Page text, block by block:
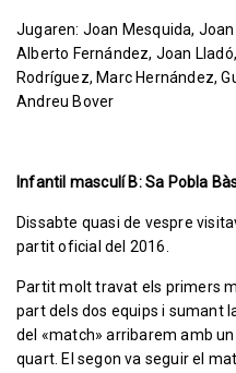
Jugaren: Joan Mesquida,
Alberto Fernández, Joan
Rodríguez, Marc Hernández,
Andreu Bover
Infantil masculí B: Sa Pobla
Dissabte quasi de vespre
partit oficial del 2016.
Partit molt travat els primers
part dels dos equips i sumant
del «match» arribarem amb
quart. El segon va seguir el